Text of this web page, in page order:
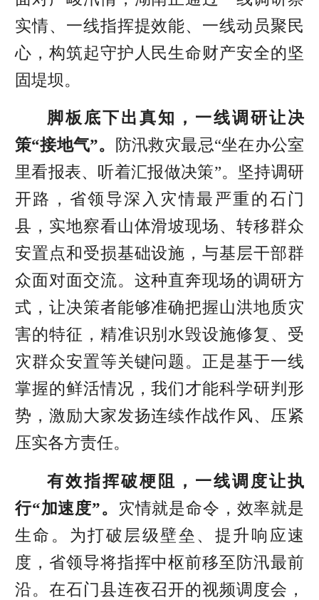
实情、一线指挥提效能、一线动员聚民
心，构筑起守护人民生命财产安全的坚
固堤坝。
脚板底下出真知，一线调研让决
策“接地气”。
防汛救灾最忌“坐在办公室
里看报表、听着汇报做决策”。坚持调研
开路，省领导深入灾情最严重的石门
县，实地察看山体滑坡现场、转移群众
安置点和受损基础设施，与基层干部群
众面对面交流。这种直奔现场的调研方
式，让决策者能够准确把握山洪地质灾
害的特征，精准识别水毁设施修复、受
灾群众安置等关键问题。正是基于一线
掌握的鲜活情况，我们才能科学研判形
势，激励大家发扬连续作战作风、压紧
压实各方责任。
有效指挥破梗阻，一线调度让执
行“加速度”。 灾情就是命令，效率就是
生命。为打破层级壁垒、提升响应速
度，省领导将指挥中枢前移至防汛最前
沿。在石门县连夜召开的视频调度会，